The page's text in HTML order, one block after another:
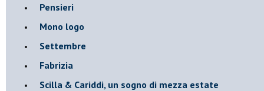
Pensieri
Mono logo
Settembre
Fabrizia
​Scilla & Cariddi, un sogno di mezza estate